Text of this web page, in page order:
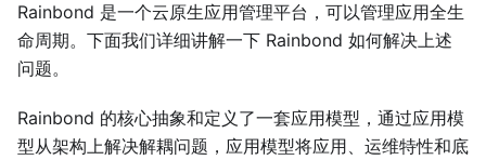
Rainbond 是一个云原生应用管理平台，可以管理应用全生
命周期。下面我们详细讲解一下 Rainbond 如何解决上述
问题。
Rainbond 的核心抽象和定义了一套应用模型，通过应用模
型从架构上解决解耦问题，应用模型将应用、运维特性和底